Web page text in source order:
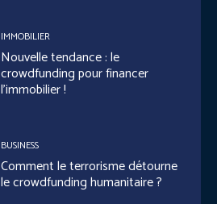
IMMOBILIER
Nouvelle tendance : le
crowdfunding pour financer
l’immobilier !
BUSINESS
Comment le terrorisme détourne
le crowdfunding humanitaire ?